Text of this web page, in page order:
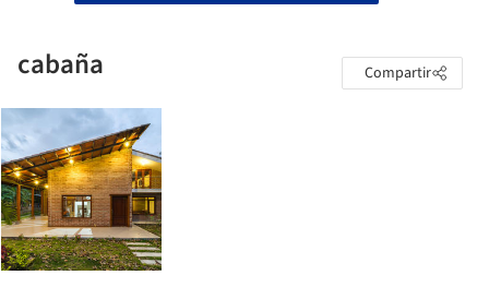
cabaña Compartir